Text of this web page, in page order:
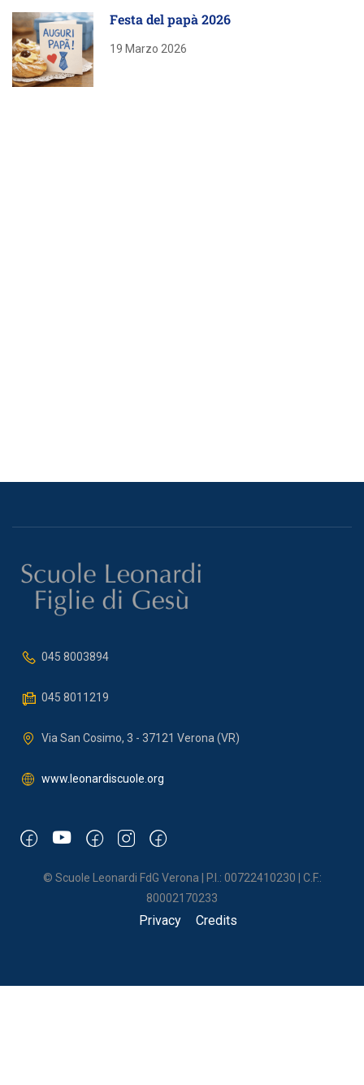
Festa del papà 2026
19 Marzo 2026
045 8003894
045 8011219
Via San Cosimo, 3 - 37121 Verona (VR)
www.leonardiscuole.org
© Scuole Leonardi FdG Verona | P.I.: 00722410230 | C.F.:
80002170233
Privacy Credits